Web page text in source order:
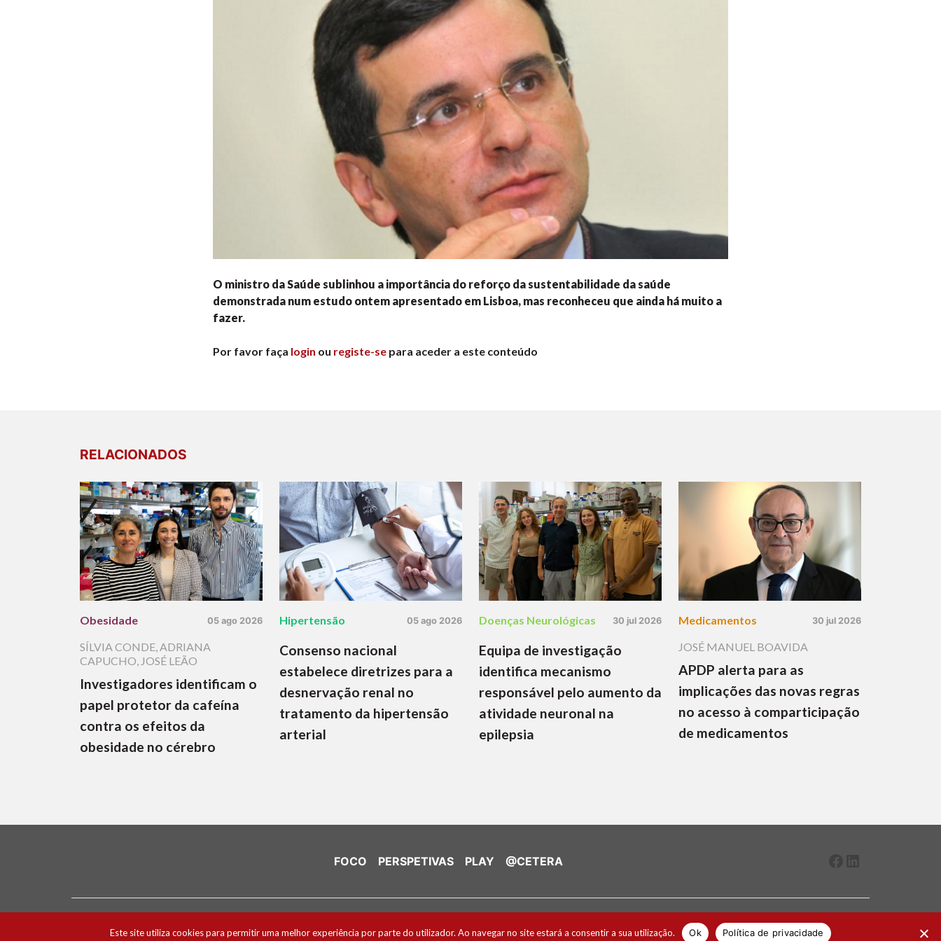
O ministro da Saúde sublinhou a importância do reforço da sustentabilidade da saúde
demonstrada num estudo ontem apresentado em Lisboa, mas reconheceu que ainda há muito a
fazer.
Por favor faça login ou registe-se para aceder a este conteúdo
RELACIONADOS
Obesidade 05 ago 2026
SÍLVIA CONDE,ADRIANA
CAPUCHO, JOSÉ LEÃO
Investigadores identificam o
papel protetor da cafeína
contra os efeitos da
obesidade no cérebro
Hipertensão 05 ago 2026
Consenso nacional
estabelece diretrizes para a
desnervação renal no
tratamento da hipertensão
arterial
Doenças Neurológicas 30 jul 2026
Equipa de investigação
identifica mecanismo
responsável pelo aumento da
atividade neuronal na
epilepsia
Medicamentos 30 jul 2026
JOSÉ MANUEL BOAVIDA
APDP alerta para as
implicações das novas regras
no acesso à comparticipação
de medicamentos
FOCO PERSPETIVAS PLAY @CETERA
Este site utiliza cookies para permitir uma melhor experiência por parte do utilizador. Ao navegar no site estará a consentir a sua utilização. Ok Política de privacidade